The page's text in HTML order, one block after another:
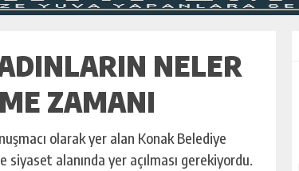
NELER
ZAMANI
olarak yer alan Konak Belediye
siyaset alanında yer açılması gerekiyordu.